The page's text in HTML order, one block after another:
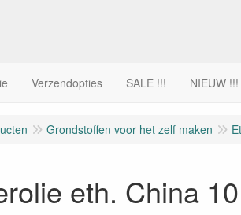
Verzendopties SALE !!! NIEUW !!!
Grondstoffen voor het zelf maken
eth. China